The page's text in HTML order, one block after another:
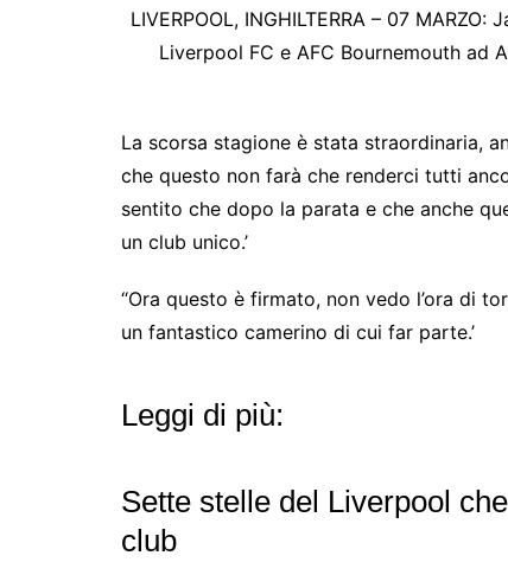
LIVERPOOL, INGHILTERRA – 07
Liverpool FC e AFC Bournemouth ad
La scorsa stagione è stata straordinaria,
che questo non farà che renderci tutti
sentito che dopo la parata e che anche
un club unico.’
“Ora questo è firmato, non vedo l’ora di
un fantastico camerino di cui far parte.’
Leggi di più:
Sette stelle del Liverpool
club